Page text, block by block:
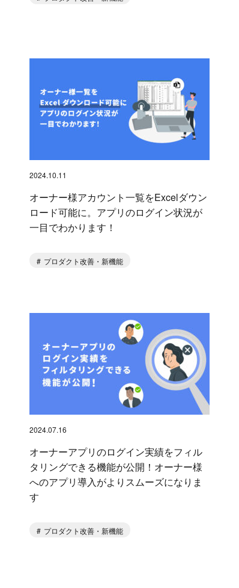
2024.10.11
オーナー様アカウント一覧をExcelダウン
ロード可能に。アプリのログイン状況が
一目でわかります！
プロダクト改善・新機能
2024.07.16
オーナーアプリのログイン実績をフィル
タリングできる機能が公開！オーナー様
へのアプリ導入がよりスムーズになりま
す
プロダクト改善・新機能